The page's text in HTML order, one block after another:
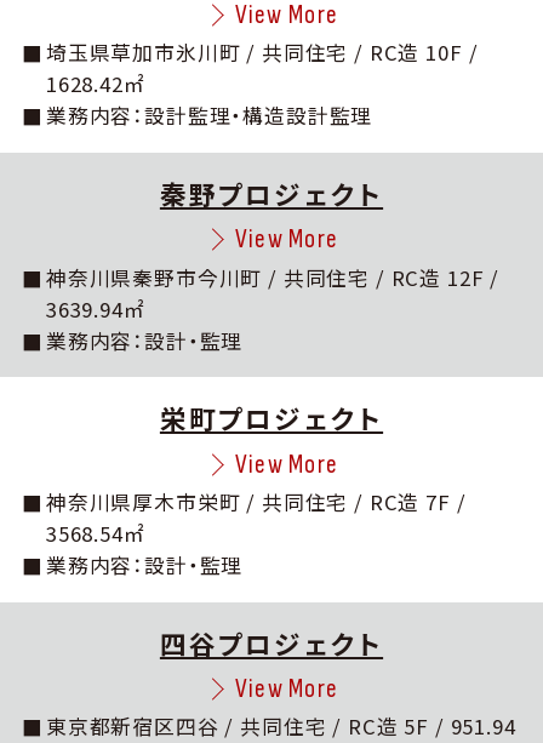
View More
埼玉県草加市氷川町 / 共同住宅 / RC造 10F /
1628.42㎡
業務内容：設計監理・構造設計監理
秦野プロジェクト
View More
神奈川県秦野市今川町 / 共同住宅 / RC造 12F /
3639.94㎡
業務内容：設計・監理
栄町プロジェクト
View More
神奈川県厚木市栄町 / 共同住宅 / RC造 7F /
3568.54㎡
業務内容：設計・監理
四谷プロジェクト
View More
東京都新宿区四谷 / 共同住宅 / RC造 5F / 951.94